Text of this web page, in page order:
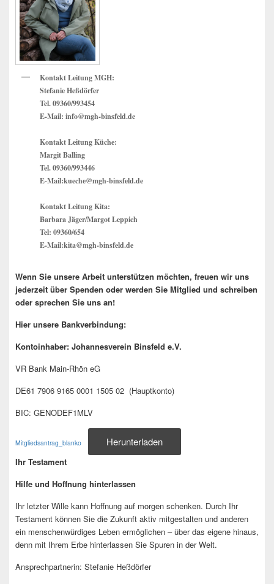
Kontakt Leitung MGH:
Stefanie Heßdörfer
Tel. 09360/993454
E-Mail: info@mgh-binsfeld.de
Kontakt Leitung Küche:
Margit Balling
Tel. 09360/993446
E-Mail:kueche@mgh-binsfeld.de
Kontakt Leitung Kita:
Barbara Jäger/Margot Leppich
Tel: 09360/654
E-Mail:kita@mgh-binsfeld.de
Wenn Sie unsere Arbeit unterstützen möchten, freuen wir uns
jederzeit über Spenden oder werden Sie Mitglied und schreiben
oder sprechen Sie uns an!
Hier unsere Bankverbindung:
Kontoinhaber: Johannesverein Binsfeld e.V.
VR Bank Main-Rhön eG
DE61 7906 9165 0001 1505 02 (Hauptkonto)
BIC: GENODEF1MLV
Mitgliedsantrag_blanko Herunterladen
Ihr Testament
Hilfe und Hoffnung hinterlassen
Ihr letzter Wille kann Hoffnung auf morgen schenken. Durch Ihr
Testament können Sie die Zukunft aktiv mitgestalten und anderen
ein menschenwürdiges Leben ermöglichen – über das eigene hinaus,
denn mit Ihrem Erbe hinterlassen Sie Spuren in der Welt.
Ansprechpartnerin: Stefanie Heßdörfer